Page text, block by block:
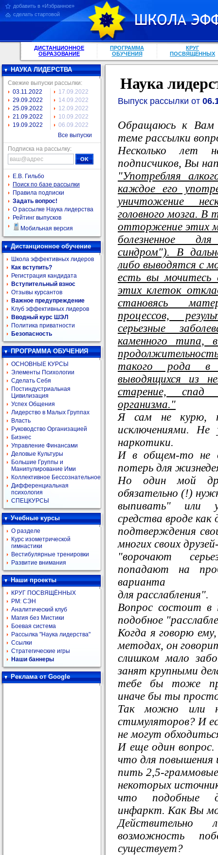
добавить в «Избранное»
сделать стартовой
ДИСТАНЦИОННОЕ
ОБРАЗОВАНИЕ
ПРОГРАММА
ОБУЧЕНИЯ
КРУГ
ПОСВЯЩЕННЫХ
НАУКА ЛИДЕРСТВА
Свежие выпуски рассылки:
03.11.2022
29.09.2022
25.09.2022
21.09.2022
19.09.2022
17.09.2022
14.09.2022
12.09.2022
10.09.2022
06.09.2022
Все выпуски
Подписка на рассылку:
Е.В. Гильбо
Поиск по базе рассылки
Правила подписки
Задать вопрос!
О рассылке Наука лидерства
Рейтинг выпусков
Мобильная версия
Дистанционное обучение
Школа эффективных лидеров
Как вступить?
Регистрация кандидата
Вступительный взнос
Отзывы курсантов
Важное предупреждение
Клуб эффективных лидеров
Вводный курс ШЭЛ
Политика приватности
Безопасность
ПРОГРАММА ОБУЧЕНИЯ
ОСНОВНЫЕ КУРСЫ
Элементы Психологии
Сделать Себя
Постиндустриальная
Цивилизация
Успех Общения
Лидерство в Малых Группах
Власть
Руководство Организацией
Бизнес
Управление Финансами
Деловые Культуры
Большие Группы и
Манипулирование Ими
Коллективное Бессознательное
Дифференциальная
психология
СПЕЦКУРСЫ
Учебные курсы
О разделе
Курс изометрической
гимнастики
Вестибулярные тренировки
Развитие внимания
Наши проекты
КРУГ ПОСВЯЩЁННЫХ
РМ: СЭН
Аналитический клуб
Магия без Мистики
Боевая система
Рассылка "Наука лидерства"
Ссылки
Стратегические игры
Наши баннеры
Реклама от Google
Наука
Выпуск рассылки от
Обращаюсь к Вам
теме рассылки
Несколько лет
подписчиков, Вы
"Употребляя
каждое его
уничтожение
головного мозга. В
отторжение этих
болезненное
синдром"). В
либо выводятся с
есть вы мочитесь
этих клеток
становясь
процессов,
серьезные
каменного типа,
такого рода в
выводящихся из
старение, спад
организма."
Я сам не курю,
исключениями. Не
наркотики.
И в общем-то не
потерь для
Но один мой
обязательно (!)
выпивать" или
средства вроде как
подтверждения
многих своих
"ворочают
попадают на
варианта
для расслабления".
Вопрос состоит в
подобное
Когда я говорю
методах, он
слишком мало
занят крупными
тебе бы тоже
иначе бы ты просто
Так можно или
стимуляторов? И
не могут
И еще один вопрос.
что для повышения
пить 2,5-
некоторых
что подобные
инфаркт. Как Вы
возможность
существует?